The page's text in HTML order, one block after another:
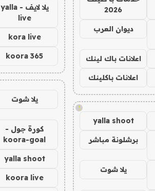
2026
ديوان العرب
اعلانات باك لينك
اعلانات باكلينك
!
yalla shoot
برشلونة مباشر
يلا شوت
يلا لايف - yalla
live
kora live
koora 365
يلا شوت
كورة جول -
koora-goal
yalla shoot
koora live